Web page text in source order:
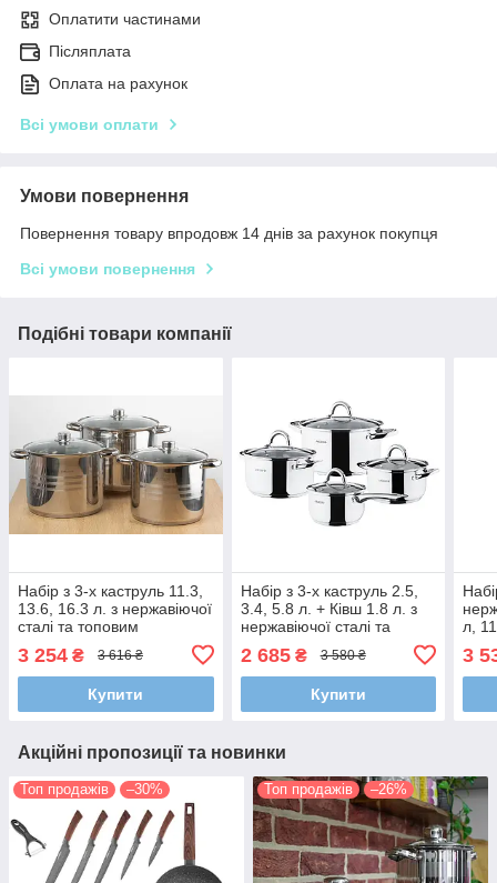
Оплатити частинами
Післяплата
Оплата на рахунок
Всі умови оплати
Умови повернення
Повернення товару впродовж 14 днів за рахунок покупця
Всі умови повернення
Подібні товари компанії
Набір з 3-х каструль 11.3,
13.6, 16.3 л. з нержавіючої
сталі та топовим
капсульним 5-ти слойним
дном
3 254 ₴ 3 616 ₴
Купити
Набір з 3-х каструль 2.5,
3.4, 5.8 л. + Ківш 1.8 л. з
нержавіючої сталі та
багатошаровим дном
2 685₴ 3 580 ₴
Купити
л,
3
Акційні пропозиції та новинки
Топ продажів –30% Топ продажів –26%